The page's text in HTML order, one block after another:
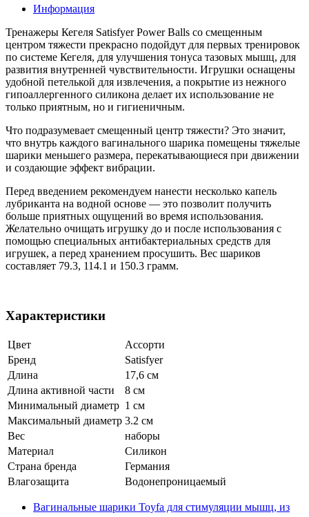
Информация
Тренажеры Кегеля Satisfyer Power Balls со смещенным
центром тяжести прекрасно подойдут для первых тренировок
по системе Кегеля, для улучшения тонуса тазовых мышц, для
развития внутренней чувствительности. Игрушки оснащены
удобной петелькой для извлечения, а покрытие из нежного
гипоаллергенного силикона делает их использование не
только приятным, но и гигиеничным.
Что подразумевает смещенный центр тяжести? Это значит,
что внутрь каждого вагинального шарика помещены тяжелые
шарики меньшего размера, перекатывающиеся при движении
и создающие эффект вибрации.
Перед введением рекомендуем нанести несколько капель
лубриканта на водной основе — это позволит получить
больше приятных ощущений во время использования.
Желательно очищать игрушку до и после использования с
помощью специальных антибактериальных средств для
игрушек, а перед хранением просушить. Вес шариков
составляет 79.3, 114.1 и 150.3 грамм.
Характеристики
Цвет
Ассорти
Бренд
Satisfyer
Длина
17,6 см
Длина активной части
8 см
Минимальный диаметр 1 см
Максимальный диаметр 3.2 см
Вес
наборы
Материал
Силикон
Страна бренда
Германия
Влагозащита
Водонепроницаемый
Вагинальные шарики Toyfa для стимуляции мышц, из